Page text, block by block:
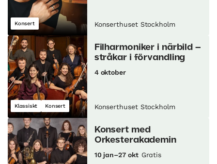
Konsert Konserthuset Stockholm
Klassiskt Konsert
Filharmoniker i närbild –
stråkar i förvandling
4 oktober
Konserthuset Stockholm
Konsert med
Orkesterakademin
10 jan–27 okt Gratis